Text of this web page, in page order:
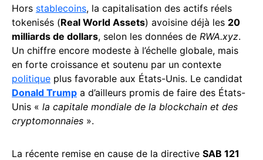
Hors stablecoins, la capitalisation des actifs réels
tokenisés (Real World Assets) avoisine déjà les 20
milliards de dollars, selon les données de RWA.xyz.
Un chiffre encore modeste à l’échelle globale, mais
en forte croissance et soutenu par un contexte
politique plus favorable aux États-Unis. Le candidat
Donald Trump a d’ailleurs promis de faire des États-
Unis « la capitale mondiale de la blockchain et des
cryptomonnaies ».
La récente remise en cause de la directive SAB 121